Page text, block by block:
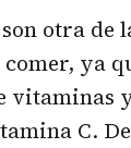
otra de
comer, ya
vitaminas
C.